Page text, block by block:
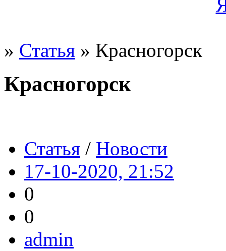
» Статья » Красногорск
Красногорск
Статья / Новости
17-10-2020, 21:52
0
0
admin